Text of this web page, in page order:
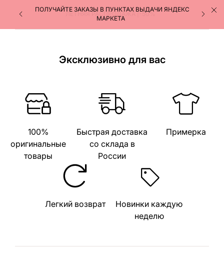
ЛЕТНЯЯ РАСПРОДАЖА |-50%
ПОЛУЧАЙТЕ ЗАКАЗЫ В ПУНКТАХ ВЫДАЧИ ЯНДЕКС
МАРКЕТА
Эксклюзивно для вас
100%
оригинальные
товары
Быстрая доставка
со склада в
России
Примерка
Легкий возврат
Новинки каждую
неделю